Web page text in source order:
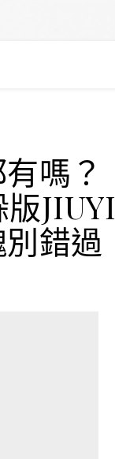
嗎？
JIUYI
錯過